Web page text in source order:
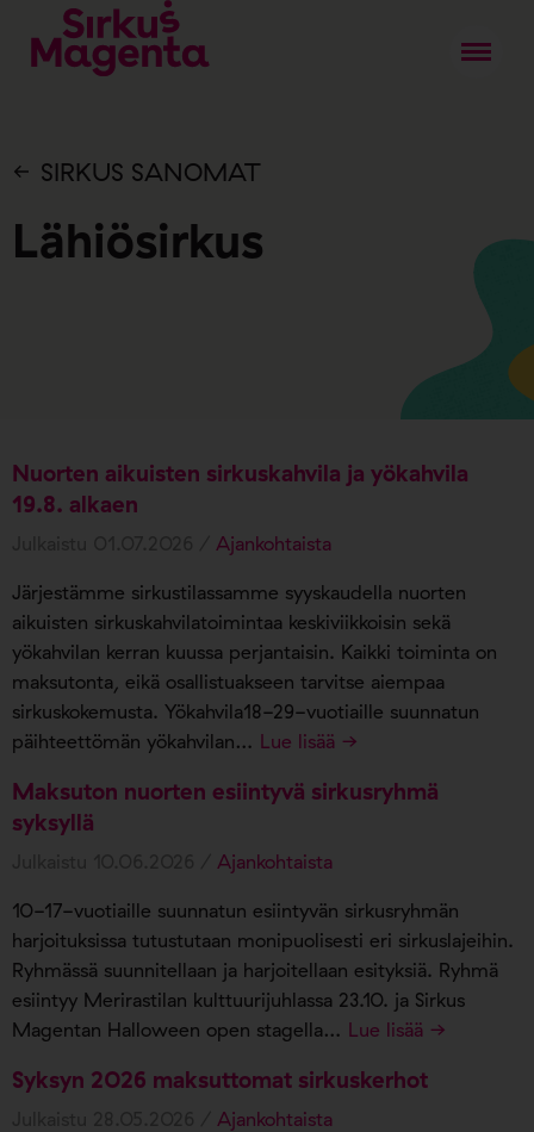
SIRKUS SANOMAT
Lähiösirkus
Nuorten aikuisten sirkuskahvila ja yökahvila
19.8. alkaen
Ajankohtaista
Järjestämme sirkustilassamme syyskaudella nuorten
aikuisten sirkuskahvilatoimintaa keskiviikkoisin sekä
yökahvilan kerran kuussa perjantaisin. Kaikki toiminta on
maksutonta, eikä osallistuakseen tarvitse aiempaa
sirkuskokemusta. Yökahvila18-29-vuotiaille suunnatun
päihteettömän yökahvilan… Lue lisää →
Maksuton nuorten esiintyvä sirkusryhmä
syksyllä
Ajankohtaista
10-17-vuotiaille suunnatun esiintyvän sirkusryhmän
harjoituksissa tutustutaan monipuolisesti eri sirkuslajeihin.
Ryhmässä suunnitellaan ja harjoitellaan esityksiä. Ryhmä
esiintyy Merirastilan kulttuurijuhlassa 23.10. ja Sirkus
Magentan Halloween open stagella… Lue lisää →
Syksyn 2026 maksuttomat sirkuskerhot
Ajankohtaista